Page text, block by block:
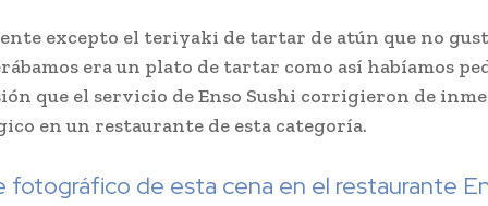
excepto el teriyaki de tartar de atún que no
era un plato de tartar como así habíamos
que el servicio de Enso Sushi corrigieron de
en un restaurante de esta categoría.
fotográfico de esta cena en el restaurante